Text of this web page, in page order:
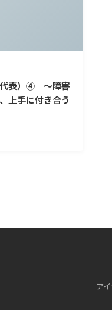
表）④ ～障害
上手に付き合う
ア